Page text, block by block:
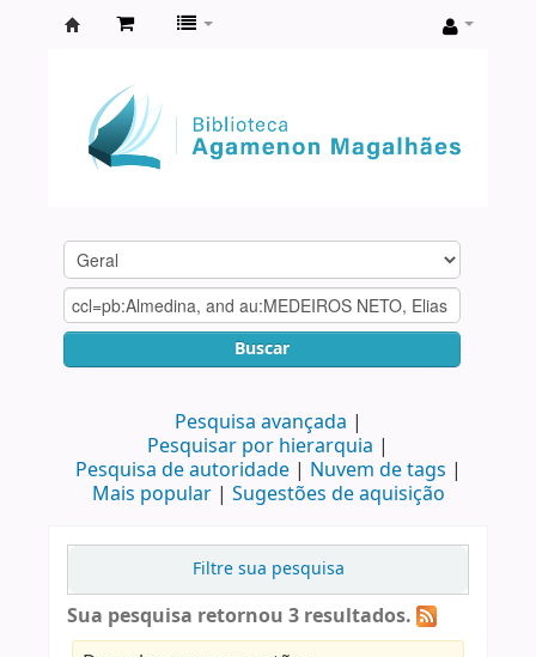
Agamenon
Magalhães
Buscar
Pesquisa avançada
Pesquisar por hierarquia
Pesquisa de autoridade
Nuvem de tags
Mais popular
Sugestões de aquisição
Filtre sua pesquisa
Sua pesquisa retornou 3 resultados.